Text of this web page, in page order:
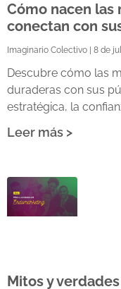
Cómo nacen
conectan con
Imaginario Colectivo 8 de
Descubre cómo las
duraderas con sus
estratégica, la
Leer más >
Mitos y